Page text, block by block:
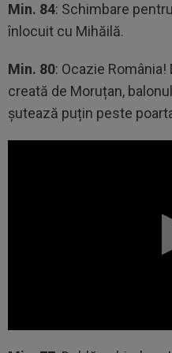
Min. 84: Schimbare
înlocuit cu Mihăilă.
Min. 80: Ocazie
creată de Moruțan,
șutează puțin peste